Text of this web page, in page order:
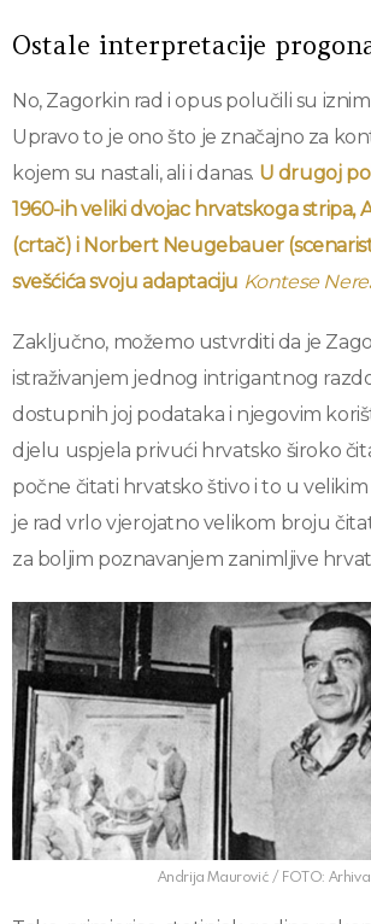
Ostale interpretacije
No, Zagorkin rad i opus polučili su
Upravo to je ono što je značajno za
kojem su nastali, ali i danas. U drugoj
1960-ih veliki dvojac hrvatskoga stripa,
(crtač) i Norbert Neugebauer
svešćića svoju adaptaciju Kontese Nere.
Zaključno, možemo ustvrditi da je
istraživanjem jednog intrigantnog
dostupnih joj podataka i njegovim
djelu uspjela privući hrvatsko široko
počne čitati hrvatsko štivo i to u
je rad vrlo vjerojatno velikom broju
za boljim poznavanjem zanimljive
Andrija Maurović / FOTO: Arhiva